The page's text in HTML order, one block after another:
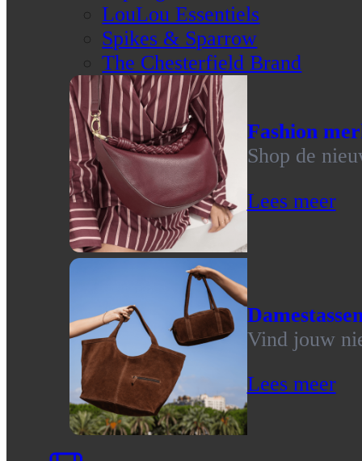
LouLou Essentiels
Spikes & Sparrow
The Chesterfield Brand
Fashion
Shop de
Lees meer
Vind jouw
Lees meer